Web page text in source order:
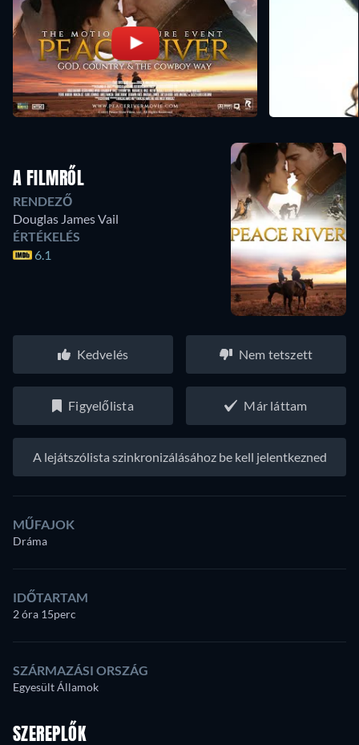
A FILMRŐL
RENDEZŐ
Douglas James Vail
ÉRTÉKELÉS
6.1
Kedvelés Nem tetszett
Figyelőlista Már láttam
A lejátszólista szinkronizálásához be kell jelentkezned
MŰFAJOK
Dráma
IDŐTARTAM
2 óra 15perc
SZÁRMAZÁSI ORSZÁG
Egyesült Államok
SZEREPLŐK